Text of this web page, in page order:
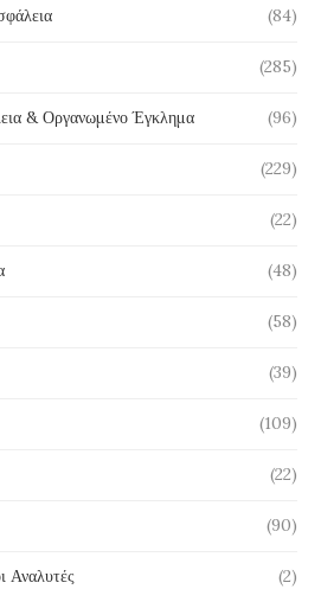
(84)
(285)
& Οργανωμένο Έγκλημα (96)
(229)
(22)
(48)
(58)
(39)
(109)
(22)
(90)
Αναλυτές (2)